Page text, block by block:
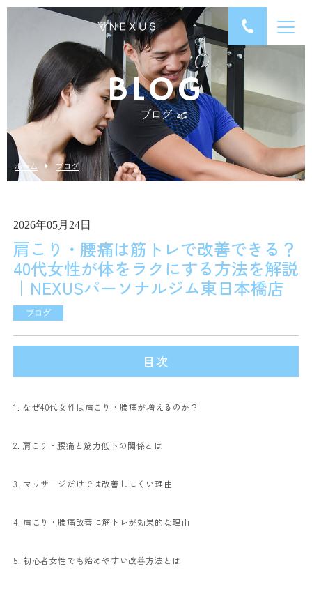
BLOG
ブログ
ホーム ブログ
2026年05月24日
肩こり・腰痛は筋トレで改善できる？
40代女性が体をラクにする方法を解説
｜NEXUSパーソナルジム東日本橋店
ブログ
目次
1. なぜ40代女性は肩こり・腰痛が増えるのか？
2. 肩こり・腰痛と筋力低下の関係とは
3. マッサージだけでは改善しにくい理由
4. 肩こり・腰痛改善に筋トレが効果的な理由
5. 初心者女性でも始めやすい改善方法とは